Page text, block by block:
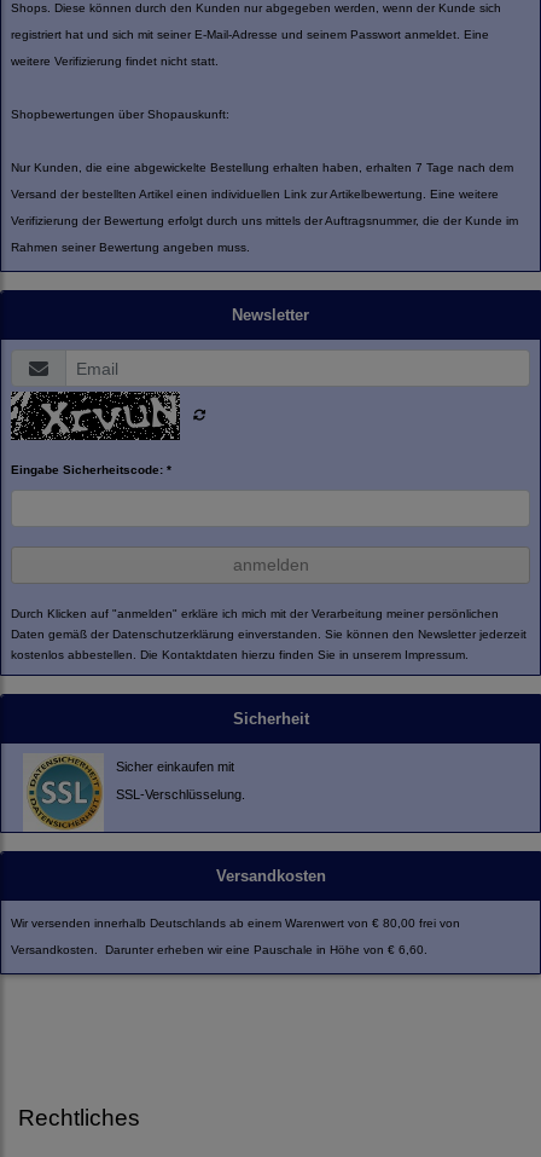
Shops. Diese können durch den Kunden nur abgegeben werden, wenn der Kunde sich
registriert hat und sich mit seiner E-Mail-Adresse und seinem Passwort anmeldet. Eine
weitere Verifizierung findet nicht statt.
Shopbewertungen über Shopauskunft:
Nur Kunden, die eine abgewickelte Bestellung erhalten haben, erhalten 7 Tage nach dem
Versand der bestellten Artikel einen individuellen Link zur Artikelbewertung. Eine weitere
Verifizierung der Bewertung erfolgt durch uns mittels der Auftragsnummer, die der Kunde im
Rahmen seiner Bewertung angeben muss.
Newsletter
Eingabe Sicherheitscode: *
anmelden
Durch Klicken auf "anmelden" erkläre ich mich mit der Verarbeitung meiner persönlichen
Daten gemäß der Datenschutzerklärung einverstanden. Sie können den Newsletter jederzeit
kostenlos abbestellen. Die Kontaktdaten hierzu finden Sie in unserem Impressum.
Sicherheit
Sicher einkaufen mit
SSL-Verschlüsselung.
Versandkosten
Wir versenden innerhalb Deutschlands ab einem Warenwert von € 80,00 frei von
Versandkosten. Darunter erheben wir eine Pauschale in Höhe von € 6,60.
Rechtliches